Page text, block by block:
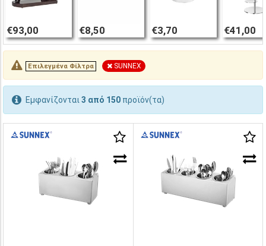
€93,00 €8,50 €3,70 €41,00
Επιλεγμένα Φίλτρα SUNNEX
Εμφανίζονται 3 από 150 προϊόν(τα)